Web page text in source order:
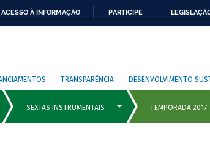
ACESSO À INFORMAÇÃO PARTICIPE
TRANSPARÊNCIA DESENVOLVIMENTO